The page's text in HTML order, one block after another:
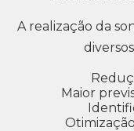
A realização da
Maior